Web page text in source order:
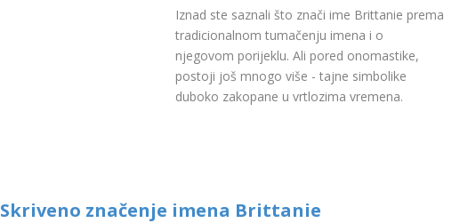
Iznad ste saznali što znači ime Brittanie prema
tradicionalnom tumačenju imena i o
njegovom porijeklu. Ali pored onomastike,
postoji još mnogo više - tajne simbolike
duboko zakopane u vrtlozima vremena.
Skriveno značenje imena Brittanie